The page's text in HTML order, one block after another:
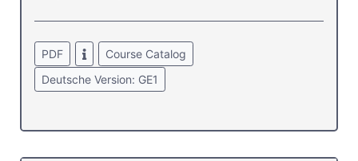
PDF
Course Catalog
Deutsche Version: GE1